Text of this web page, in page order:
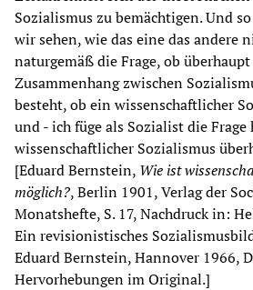
Sozialismus zu bemächtigen. Und
wir sehen, wie das eine das andere
naturgemäß die Frage, ob
Zusammenhang zwischen
besteht, ob ein wissenschaftlicher
und - ich füge als Sozialist die
wissenschaftlicher Sozialismus
[Eduard Bernstein, Wie ist
möglich?, Berlin 1901, Verlag der
Monatshefte, S. 17, Nachdruck in:
Ein revisionistisches
Eduard Bernstein, Hannover 1966,
Hervorhebungen im Original.]